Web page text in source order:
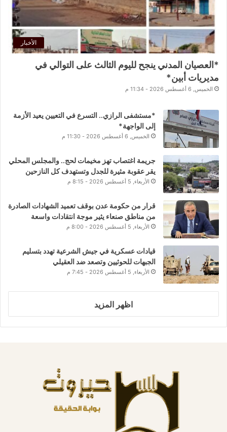
الأخبار
*العصيان المدني ينجح لليوم الثالث على التوالي في
مديريات أبين*
الخميس, 6 أغسطس 2026 - 11:34 م
*مستشفى الرازي.. التسرع في التعيين يعيد الأزمة
إلى الواجهة*
الخميس, 6 أغسطس 2026 - 11:30 م
جريمة اغتصاب تهز مخيمات لحج.. والمجلس المحلي
يقر عقوبة مثيرة للجدل وتستهدف كل النازحين
الأربعاء, 5 أغسطس 2026 - 8:15 م
قرار من حكومة عدن بوقف تعميد الشهادات الصادرة
من مناطق صنعاء يثير موجة انتقادات واسعة
الأربعاء, 5 أغسطس 2026 - 8:00 م
قيادات عسكرية في جيش الشرعية تهدد بتسليم
الجبهات للحوثيين وتصعد ضد العقيلي
الأربعاء, 5 أغسطس 2026 - 7:45 م
اظهر المزيد